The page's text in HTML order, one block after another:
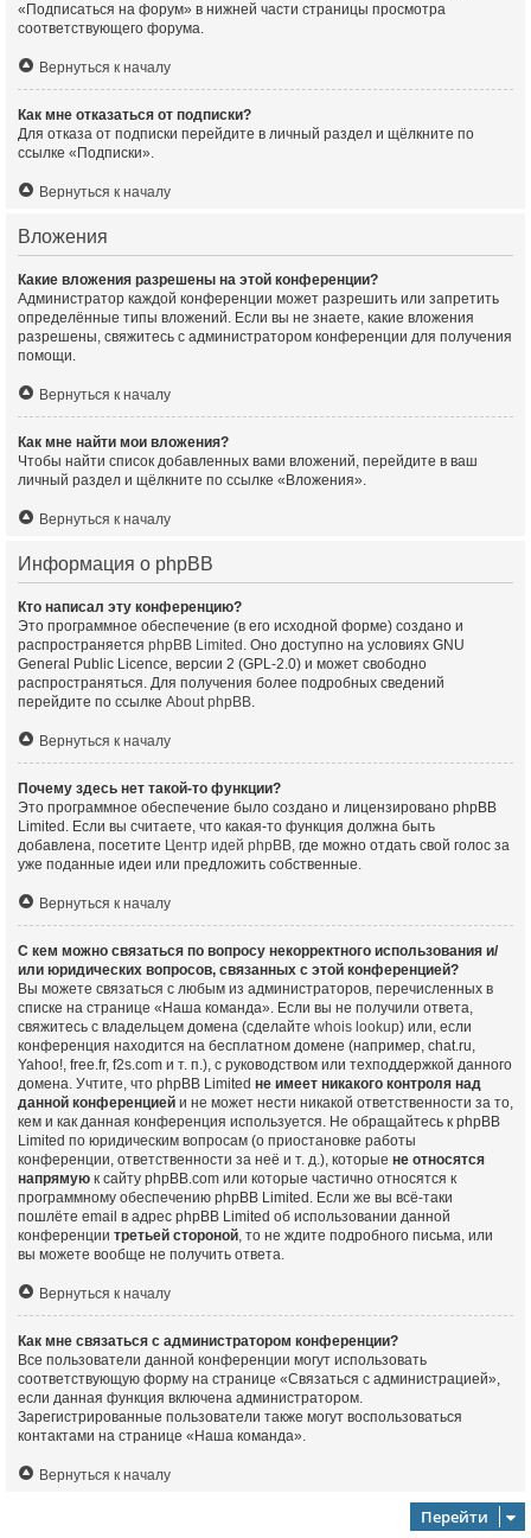
«Подписаться на форум» в нижней части страницы просмотра
соответствующего форума.
Вернуться к началу
Как мне отказаться от подписки?
Для отказа от подписки перейдите в личный раздел и щёлкните по
ссылке «Подписки».
Вернуться к началу
Вложения
Какие вложения разрешены на этой конференции?
Администратор каждой конференции может разрешить или запретить
определённые типы вложений. Если вы не знаете, какие вложения
разрешены, свяжитесь с администратором конференции для получения
помощи.
Вернуться к началу
Как мне найти мои вложения?
Чтобы найти список добавленных вами вложений, перейдите в ваш
личный раздел и щёлкните по ссылке «Вложения».
Вернуться к началу
Информация о phpBB
Кто написал эту конференцию?
Это программное обеспечение (в его исходной форме) создано и
распространяется phpBB Limited . Оно доступно на условиях GNU
General Public Licence, версии 2 (GPL-2.0) и может свободно
распространяться. Для получения более подробных сведений
перейдите по ссылке About phpBB.
Вернуться к началу
Почему здесь нет такой-то функции?
Это программное обеспечение было создано и лицензировано phpBB
Limited. Если вы считаете, что какая-то функция должна быть
добавлена, посетите Центр идей phpBB, где можно отдать свой голос за
уже поданные идеи или предложить собственные.
Вернуться к началу
С кем можно связаться по вопросу некорректного использования и/
или юридических вопросов, связанных с этой конференцией?
Вы можете связаться с любым из администраторов, перечисленных в
списке на странице «Наша команда». Если вы не получили ответа,
свяжитесь с владельцем домена (сделайте whois lookup) или, если
конференция находится на бесплатном домене (например, chat.ru,
Yahoo!, free.fr, f2s.com и т. п.), с руководством или техподдержкой данного
домена. Учтите, что phpBB Limited не имеет никакого контроля над
данной конференцией и не может нести никакой ответственности за то,
кем и как данная конференция используется. Не обращайтесь к phpBB
Limited по юридическим вопросам (о приостановке работы
конференции, ответственности за неё и т. д.), которые не относятся
напрямую к сайту phpBB.com или которые частично относятся к
программному обеспечению phpBB Limited. Если же вы всё-таки
пошлёте email в адрес phpBB Limited об использовании данной
конференции третьей стороной, то не ждите подробного письма, или
вы можете вообще не получить ответа.
Вернуться к началу
Как мне связаться с администратором конференции?
Все пользователи данной конференции могут использовать
соответствующую форму на странице «Связаться с администрацией»,
если данная функция включена администратором.
Зарегистрированные пользователи также могут воспользоваться
контактами на странице «Наша команда».
Вернуться к началу
Перейти